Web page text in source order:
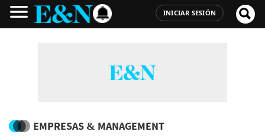
INICIAR SESIÓN
EMPRESAS & MANAGEMENT